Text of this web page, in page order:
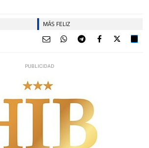
MÁS FELIZ